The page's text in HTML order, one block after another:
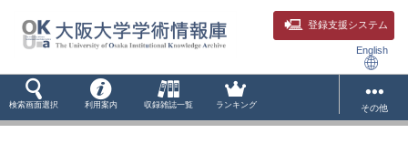
登録支援システム
English
検索画面選択 利用案内 収録雑誌一覧 ランキング その他